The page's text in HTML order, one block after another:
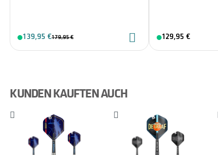
139,95 €179,95 € 129,95 €
KUNDEN KAUFTEN AUCH